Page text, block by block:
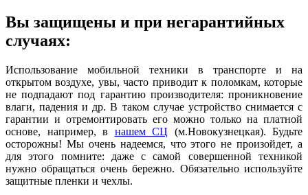
Вы защищены и при негарантийных
случаях:
Использование мобильной техники в транспорте и на
открытом воздухе, увы, часто приводит к поломкам, которые
не подпадают под гарантию производителя: проникновение
влаги, падения и др. В таком случае устройство снимается с
гарантии и отремонтировать его можно только на платной
основе, например, в нашем СЦ (м.Новокузнецкая). Будьте
осторожны! Мы очень надеемся, что этого не произойдет, а
для этого помните: даже с самой совершенной техникой
нужно обращаться очень бережно. Обязательно используйте
защитные пленки и чехлы.